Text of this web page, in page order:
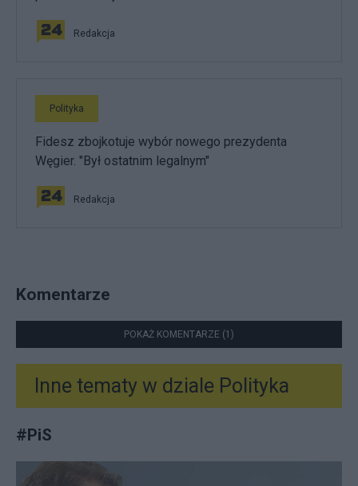
Redakcja
Polityka
Fidesz zbojkotuje wybór nowego prezydenta
Węgier. "Był ostatnim legalnym"
Redakcja
Komentarze
POKAŻ KOMENTARZE (1)
Inne tematy w dziale Polityka
#PiS